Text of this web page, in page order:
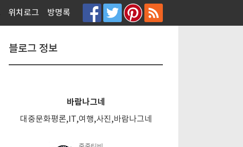
위치로그 방명록
블로그 정보
바람나그네
대중문화평론,IT,여행,사진,바람나그네